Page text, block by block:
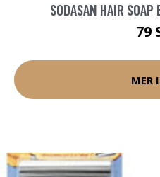
SODASAN HAIR SOAP
79
MER